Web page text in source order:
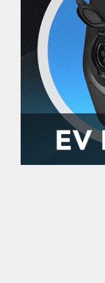
Impressum
Igor Kreč -
Igor Kukec Brmbi
Slaven Gajdek
MTC - Moto Tour
Moto putopisi
Vikend vožnje
Zanimljivost
Najave i noviteti